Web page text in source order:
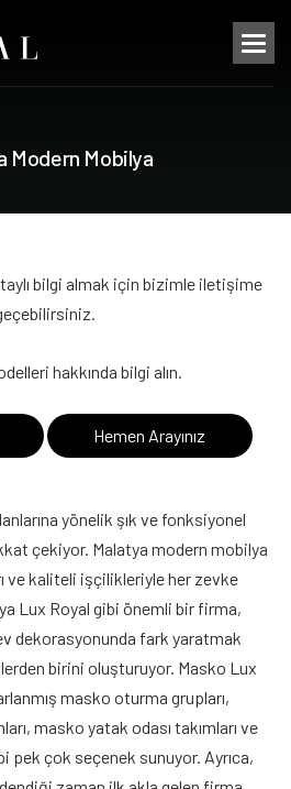
Modern Mobilya
bilgi almak için bizimle iletişime
hakkında bilgi alın.
Hemen Arayınız
yönelik şık ve fonksiyonel
çekiyor. Malatya modern mobilya
ve kaliteli işçilikleriyle her zevke
Lux Royal gibi önemli bir firma,
dekorasyonunda fark yaratmak
birini oluşturuyor. Masko Lux
masko oturma grupları,
masko yatak odası takımları ve
pek çok seçenek sunuyor. Ayrıca,